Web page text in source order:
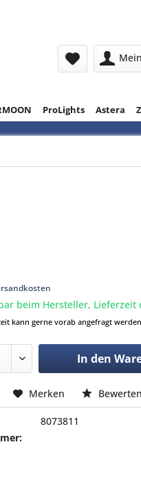
ProLights Astera
beim Hersteller, Lieferzeit
kann gerne vorab angefragt
In den
Merken Bewerten
8073811